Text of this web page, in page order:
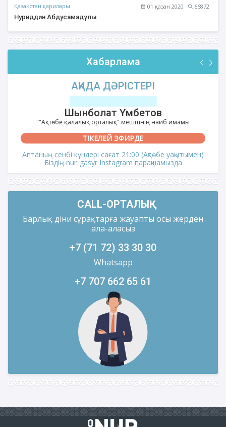
Қазақстан қарилары 01 қазан 2020
66872
Нуриддин Абдусамадұлы
Хабарлама
ФИҚҺ ДӘРІСТЕРІ
Нұрбол Смағұлов
""Нұр Ғасыр" облыстық мешітінің наиб имамы
ТІКЕЛЕЙ ЭФИРДЕ
Аптаның сәрсенбі күндері сағат 21:00 (Ақтөбе уақытымен)
Біздің nur_gasyr Instagram парақшамызда
CALL-ОРТАЛЫҚ
Барлық діни сұрақтарға жауапты осы жерден
ала-аласыз
+7 (71 72) 33 30 30
Whatsapp
+7 707 662 65 61